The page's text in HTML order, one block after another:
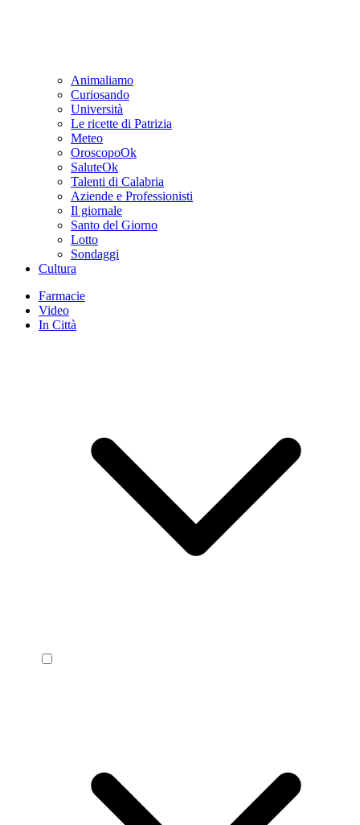
Animaliamo
Curiosando
Università
Le ricette di Patrizia
Meteo
OroscopoOk
SaluteOk
Talenti di Calabria
Aziende e Professionisti
Il giornale
Santo del Giorno
Lotto
Sondaggi
Cultura
Farmacie
Video
In Città